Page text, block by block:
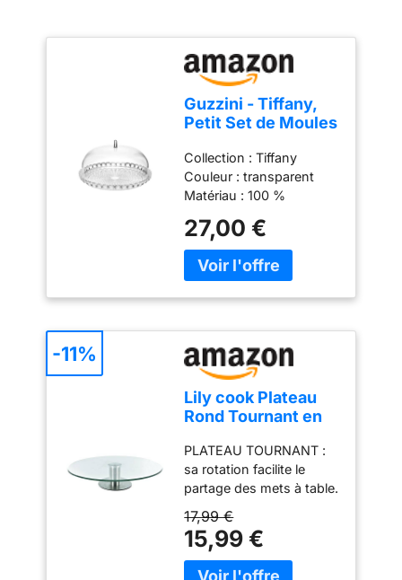
Guzzini - Tiffany,
Petit Set de Moules
Transparent, Ø 30 x
h16 cm - 19950100
Collection : Tiffany
Couleur : transparent
Matériau : 100 %
Guzzini, fabriqué en Italie
depuis 1912 Poids du
colis: 1.02 kilograms
27,00 €
Lily cook Plateau
Rond Tournant en
Transparent
PLATEAU TOURNANT :
sa rotation facilite le
partage des mets à table.
malin VERRE ET INOX :
leur alliance allie
transparence et
17,99 €
15,99 €
-11%